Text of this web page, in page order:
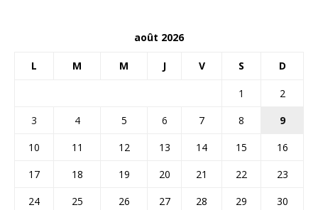
août 2026
L M M J V S D
1
2
3
4 5 6 7 8
9
10
11 12 13 14 15
16
17
18 19 20 21 22
23
24
25 26 27 28 29
30